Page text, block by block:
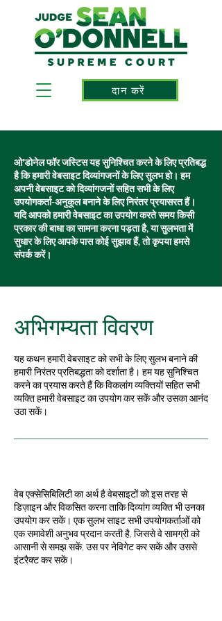
दान करें
ओ'डोनेल फॉर जस्टिस यह सुनिश्चित करने के लिए प्रतिबद्ध
है कि हमारी वेबसाइट दिव्यांगजनों के लिए सुलभ हो। हम
अपनी वेबसाइट को दिव्यांगजनों सहित सभी के लिए
उपयोगकर्ता-अनुकूल बनाने के लिए निरंतर प्रयासरत हैं।
यदि आपको हमारी वेबसाइट का उपयोग करते समय किसी
प्रकार की बाधा का सामना करना पड़ता है, या सुलभता में
सुधार के लिए आपके पास कोई सुझाव हैं, तो कृपया हमसे
संपर्क करें।
अभिगम्यता विवरण
यह कथन हमारी वेबसाइट को सभी के लिए सुलभ बनाने की
हमारी निरंतर प्रतिबद्धता को दर्शाता है। हम यह सुनिश्चित
करने का प्रयास करते हैं कि विकलांग व्यक्तियों सहित सभी
व्यक्ति हमारी वेबसाइट का उपयोग कर सकें और उसका आनंद
उठा सकें।
वेब एक्सेसिबिलिटी का अर्थ है वेबसाइटों को इस तरह से
डिज़ाइन और विकसित करना ताकि दिव्यांग व्यक्ति भी उनका
उपयोग कर सकें। एक सुलभ साइट सभी उपयोगकर्ताओं को
एक समावेशी अनुभव प्रदान करती है, जिससे वे सामग्री को
आसानी से समझ सकें, उस पर नेविगेट कर सकें और उससे
इंटरैक्ट कर सकें।